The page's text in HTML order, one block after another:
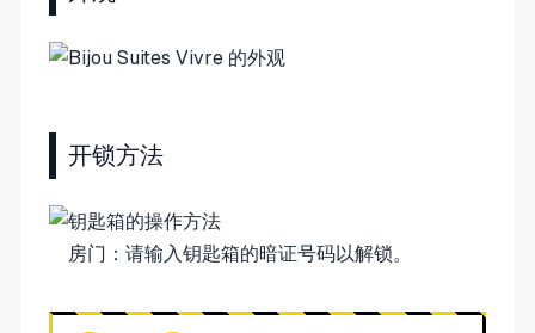
开锁方法
房门：请输入钥匙箱的暗证号码以解锁。